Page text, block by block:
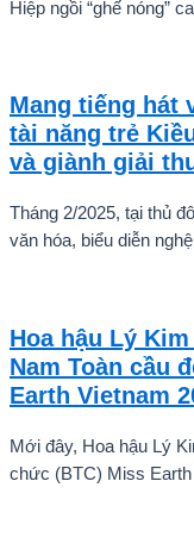
Hiệp ngồi “ghế nóng”
Mang tiếng hát
tài năng trẻ
và giành giải
Tháng 2/2025, tại thủ
văn hóa, biểu diễn
ấn tượng mạnh với
quê hương.
Hoa hậu Lý
Nam Toàn cầu
Earth Vietnam
Mới đây, Hoa hậu Lý
chức (BTC) Miss Earth